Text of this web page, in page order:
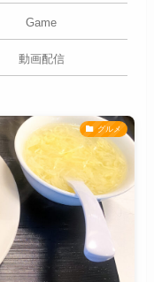
Game
動画配信
グルメ